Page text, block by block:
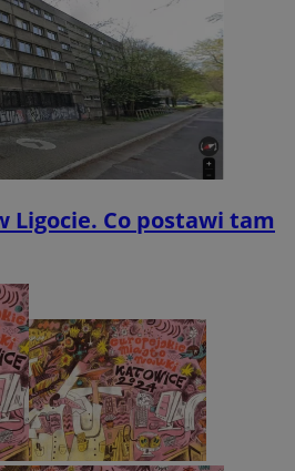
Ligocie. Co postawi tam